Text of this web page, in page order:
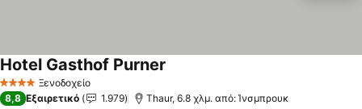
4 ΑστέριαΞενοδοχείο
Hotel Gasthof Purner
8,8 Εξαιρετικό 1.979 Thaur, 6.8 χλμ. από: Ίνσμπρουκ